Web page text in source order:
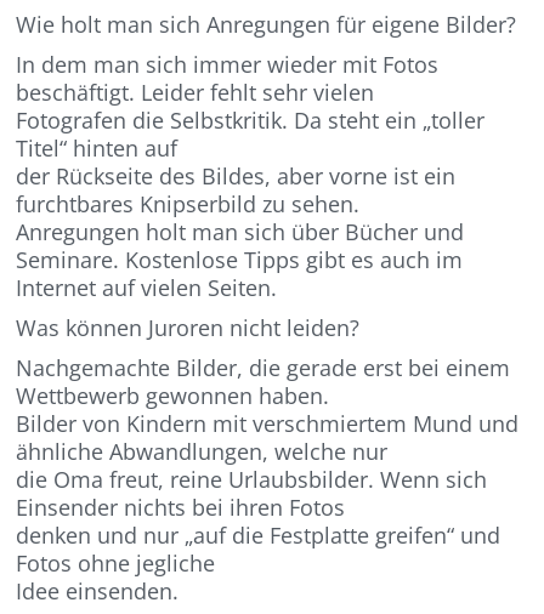
Wie holt man sich Anregungen für eigene Bilder?
In dem man sich immer wieder mit Fotos
beschäftigt. Leider fehlt sehr vielen
Fotografen die Selbstkritik. Da steht ein „toller
Titel“ hinten auf
der Rückseite des Bildes, aber vorne ist ein
furchtbares Knipserbild zu sehen.
Anregungen holt man sich über Bücher und
Seminare. Kostenlose Tipps gibt es auch im
Internet auf vielen Seiten.
Was können Juroren nicht leiden?
Nachgemachte Bilder, die gerade erst bei einem
Wettbewerb gewonnen haben.
Bilder von Kindern mit verschmiertem Mund und
ähnliche Abwandlungen, welche nur
die Oma freut, reine Urlaubsbilder. Wenn sich
Einsender nichts bei ihren Fotos
denken und nur „auf die Festplatte greifen“ und
Fotos ohne jegliche
Idee einsenden.